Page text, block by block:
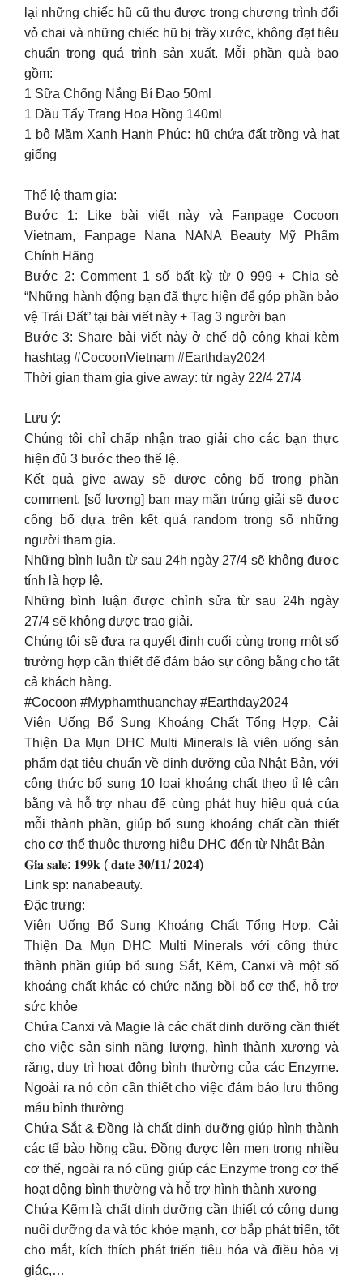
lại những chiếc hũ cũ thu được trong chương trình đổi
vỏ chai và những chiếc hũ bị trầy xước, không đạt tiêu
chuẩn trong quá trình sản xuất. Mỗi phần quà bao
gồm:
1 Sữa Chống Nắng Bí Đao 50ml
1 Dầu Tẩy Trang Hoa Hồng 140ml
1 bộ Mầm Xanh Hạnh Phúc: hũ chứa đất trồng và hạt
giống
Thể lệ tham gia:
Bước 1: Like bài viết này và Fanpage Cocoon
Vietnam, Fanpage Nana NANA Beauty Mỹ Phẩm
Chính Hãng
Bước 2: Comment 1 số bất kỳ từ 0 999 + Chia sẻ
“Những hành động bạn đã thực hiện để góp phần bảo
vệ Trái Đất” tại bài viết này + Tag 3 người bạn
Bước 3: Share bài viết này ở chế độ công khai kèm
hashtag #CocoonVietnam #Earthday2024
Thời gian tham gia give away: từ ngày 22/4 27/4
Lưu ý:
Chúng tôi chỉ chấp nhận trao giải cho các bạn thực
hiện đủ 3 bước theo thể lệ.
Kết quả give away sẽ được công bố trong phần
comment. [số lượng] bạn may mắn trúng giải sẽ được
công bố dựa trên kết quả random trong số những
người tham gia.
Những bình luận từ sau 24h ngày 27/4 sẽ không được
tính là hợp lệ.
Những bình luận được chỉnh sửa từ sau 24h ngày
27/4 sẽ không được trao giải.
Chúng tôi sẽ đưa ra quyết định cuối cùng trong một số
trường hợp cần thiết để đảm bảo sự công bằng cho tất
cả khách hàng.
#Cocoon #Myphamthuanchay #Earthday2024
Viên Uống Bổ Sung Khoáng Chất Tổng Hợp, Cải
Thiện Da Mụn DHC Multi Minerals là viên uống sản
phẩm đạt tiêu chuẩn về dinh dưỡng của Nhật Bản, với
công thức bổ sung 10 loại khoáng chất theo tỉ lệ cân
bằng và hỗ trợ nhau để cùng phát huy hiệu quả của
mỗi thành phần, giúp bổ sung khoáng chất cần thiết
cho cơ thể thuộc thương hiệu DHC đến từ Nhật Bản
𝐆𝐢́𝐚 𝐬𝐚𝐥𝐞: 𝟏𝟗𝟗𝐤 ( 𝐝𝐚𝐭𝐞 𝟑𝟎/𝟏𝟏/ 𝟐𝟎𝟐𝟒)
Link sp: nanabeauty.
Đặc trưng:
Viên Uống Bổ Sung Khoáng Chất Tổng Hợp, Cải
Thiện Da Mụn DHC Multi Minerals với công thức
thành phần giúp bổ sung Sắt, Kẽm, Canxi và một số
khoáng chất khác có chức năng bồi bổ cơ thể, hỗ trợ
sức khỏe
Chứa Canxi và Magie là các chất dinh dưỡng cần thiết
cho việc sản sinh năng lượng, hình thành xương và
răng, duy trì hoạt động bình thường của các Enzyme.
Ngoài ra nó còn cần thiết cho việc đảm bảo lưu thông
máu bình thường
Chứa Sắt & Đồng là chất dinh dưỡng giúp hình thành
các tế bào hồng cầu. Đồng được lên men trong nhiều
cơ thể, ngoài ra nó cũng giúp các Enzyme trong cơ thể
hoạt động bình thường và hỗ trợ hình thành xương
Chứa Kẽm là chất dinh dưỡng cần thiết có công dụng
nuôi dưỡng da và tóc khỏe mạnh, cơ bắp phát triển, tốt
cho mắt, kích thích phát triển tiêu hóa và điều hòa vị
giác,…